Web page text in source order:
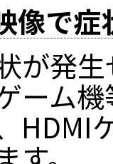
像で症
が発
ーム
HDMI